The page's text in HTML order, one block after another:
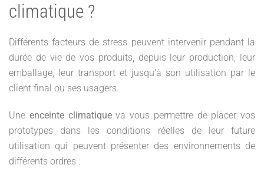
climatique ?
Différents facteurs de stress peuvent intervenir pendant la
durée de vie de vos produits, depuis leur production, leur
emballage, leur transport et jusqu'à son utilisation par le
client final ou ses usagers.
Une enceinte climatiqueva vous permettre de placer vos
prototypes dans les conditions réelles de leur future
utilisation qui peuvent présenter des environnements de
différents ordres :